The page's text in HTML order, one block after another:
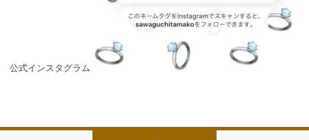
公式インスタグラム